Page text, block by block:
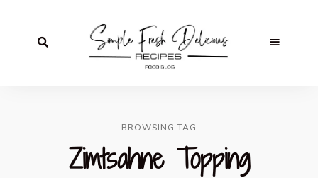
BROWSING TAG
Zimtsahne Topping